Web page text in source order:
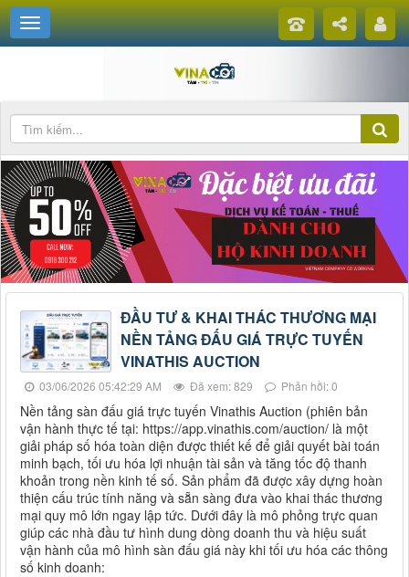
ĐẦU TƯ & KHAI THÁC THƯƠNG MẠI
NỀN TẢNG ĐẤU GIÁ TRỰC TUYẾN
VINATHIS AUCTION
03/06/2026 05:42:29 AM Đã xem: 829 Phản hồi: 0
Nền tảng sàn đấu giá trực tuyến Vinathis Auction (phiên bản
vận hành thực tế tại: https://app.vinathis.com/auction/ là một
giải pháp số hóa toàn diện được thiết kế để giải quyết bài toán
minh bạch, tối ưu hóa lợi nhuận tài sản và tăng tốc độ thanh
khoản trong nền kinh tế số. Sản phẩm đã được xây dựng hoàn
thiện cấu trúc tính năng và sẵn sàng đưa vào khai thác thương
mại quy mô lớn ngay lập tức. Dưới đây là mô phỏng trực quan
giúp các nhà đầu tư hình dung dòng doanh thu và hiệu suất
vận hành của mô hình sàn đấu giá này khi tối ưu hóa các thông
số kinh doanh: